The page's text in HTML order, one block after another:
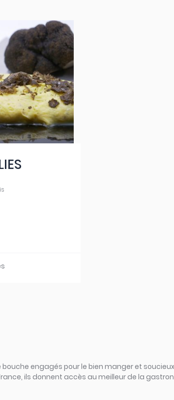
engagés pour le bien manger et
ils donnent accès au meilleur de la